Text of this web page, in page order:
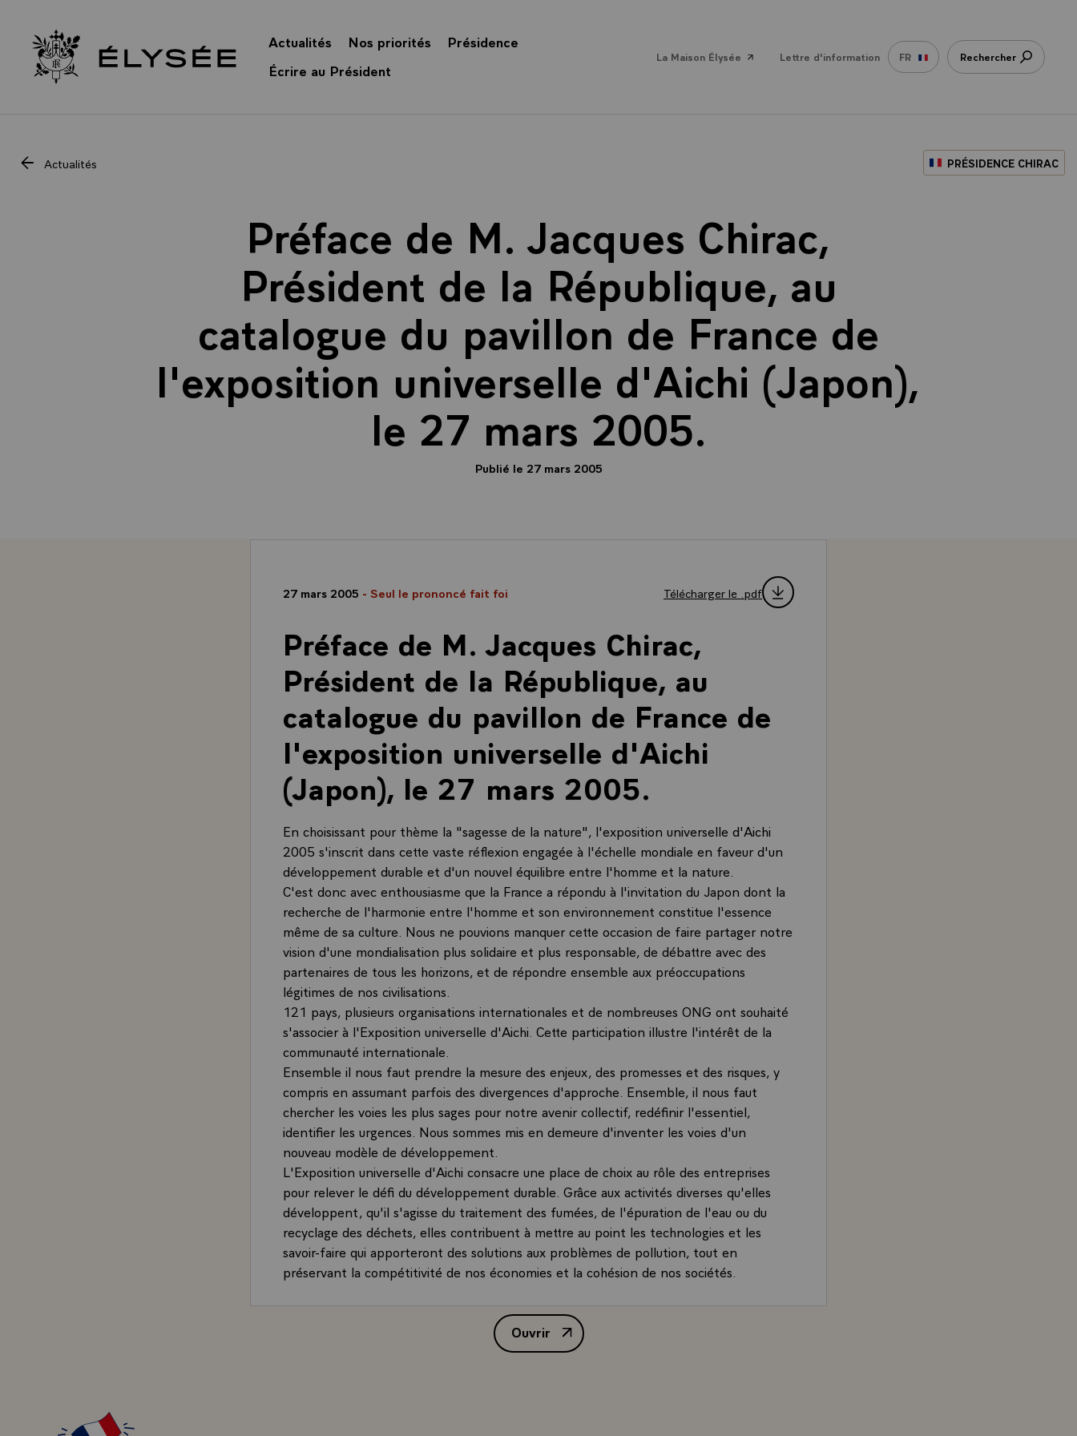
Retour à l’accueil Élysée
Actualités Nos priorités
Présidence
Écrire au Président
La Maison Élysée Lettre d'information FR Rechercher
Actualités PRÉSIDENCE CHIRAC
Préface de M. Jacques Chirac,
Président de la République, au
catalogue du pavillon de France de
l'exposition universelle d'Aichi (Japon),
le 27 mars 2005.
Publié le 27 mars 2005
27 mars 2005 - Seul le prononcé fait foi Télécharger le .pdf
Préface de M. Jacques Chirac,
Président de la République, au
catalogue du pavillon de France de
l'exposition universelle d'Aichi
(Japon), le 27 mars 2005.
En choisissant pour thème la "sagesse de la nature", l'exposition universelle d'Aichi
2005 s'inscrit dans cette vaste réflexion engagée à l'échelle mondiale en faveur d'un
développement durable et d'un nouvel équilibre entre l'homme et la nature.
C'est donc avec enthousiasme que la France a répondu à l'invitation du Japon dont la
recherche de l'harmonie entre l'homme et son environnement constitue l'essence
même de sa culture. Nous ne pouvions manquer cette occasion de faire partager notre
vision d'une mondialisation plus solidaire et plus responsable, de débattre avec des
partenaires de tous les horizons, et de répondre ensemble aux préoccupations
légitimes de nos civilisations.
121 pays, plusieurs organisations internationales et de nombreuses ONG ont souhaité
s'associer à l'Exposition universelle d'Aichi. Cette participation illustre l'intérêt de la
communauté internationale.
Ensemble il nous faut prendre la mesure des enjeux, des promesses et des risques, y
compris en assumant parfois des divergences d'approche. Ensemble, il nous faut
chercher les voies les plus sages pour notre avenir collectif, redéfinir l'essentiel,
identifier les urgences. Nous sommes mis en demeure d'inventer les voies d'un
nouveau modèle de développement.
L'Exposition universelle d'Aichi consacre une place de choix au rôle des entreprises
pour relever le défi du développement durable. Grâce aux activités diverses qu'elles
développent, qu'il s'agisse du traitement des fumées, de l'épuration de l'eau ou du
recyclage des déchets, elles contribuent à mettre au point les technologies et les
savoir-faire qui apporteront des solutions aux problèmes de pollution, tout en
préservant la compétitivité de nos économies et la cohésion de nos sociétés.
faveur du développement durable. Il entend le dire par l'image, par l'exemple, par la
Les expositions universelles constituent un des exemples les plus aboutis de
Ouvrir
Préface de M. Jacques Chirac, Président de la République, au catalogue du pavillon de